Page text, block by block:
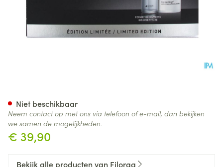
€ 39,90
Niet beschikbaar
Neem contact op met ons via telefoon of e-mail, dan bekijken
we samen de mogelijkheden.
Bekijk alle producten van Filorga